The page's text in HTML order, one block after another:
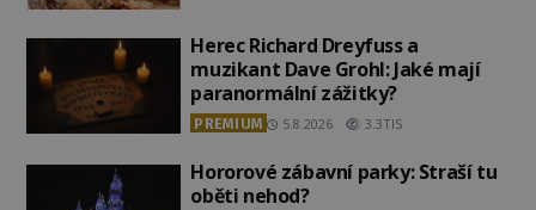
Herec Richard Dreyfuss a
muzikant Dave Grohl: Jaké mají
paranormální zážitky?
PREMIUM 5.8.2026 3.3TIS
Hororové zábavní parky: Straší tu
oběti nehod?